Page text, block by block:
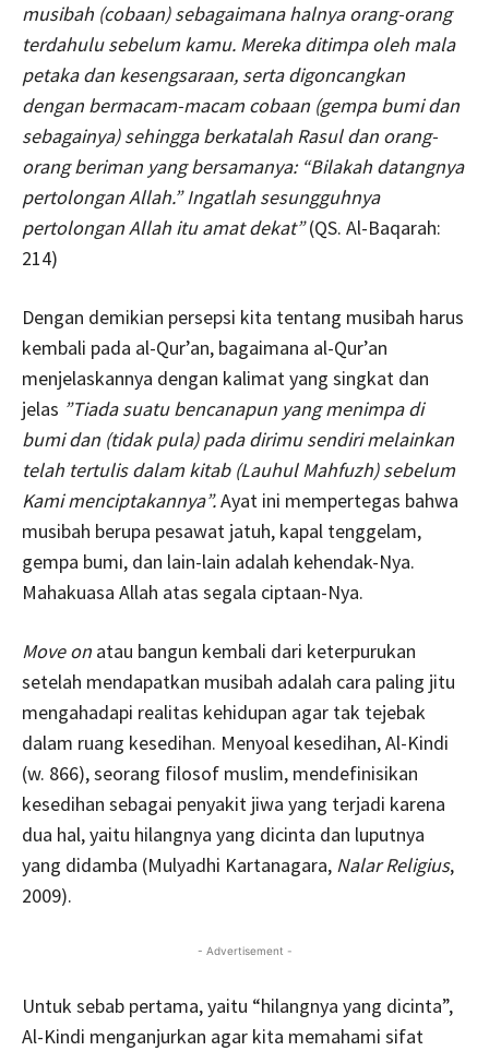
musibah (cobaan) sebagaimana halnya orang-orang
terdahulu sebelum kamu. Mereka ditimpa oleh mala
petaka dan kesengsaraan, serta digoncangkan
dengan bermacam-macam cobaan (gempa bumi dan
sebagainya) sehingga berkatalah Rasul dan orang-
orang beriman yang bersamanya: “Bilakah datangnya
pertolongan Allah.” Ingatlah sesungguhnya
pertolongan Allah itu amat dekat”(QS. Al-Baqarah:
214)
Dengan demikian persepsi kita tentang musibah harus
kembali pada al-Qur’an, bagaimana al-Qur’an
menjelaskannya dengan kalimat yang singkat dan
jelas ”Tiada suatu bencanapun yang menimpa di
bumi dan (tidak pula) pada dirimu sendiri melainkan
telah tertulis dalam kitab (Lauhul Mahfuzh) sebelum
Kami menciptakannya”.Ayat ini mempertegas bahwa
musibah berupa pesawat jatuh, kapal tenggelam,
gempa bumi, dan lain-lain adalah kehendak-Nya.
Mahakuasa Allah atas segala ciptaan-Nya.
Move on atau bangun kembali dari keterpurukan
setelah mendapatkan musibah adalah cara paling jitu
mengahadapi realitas kehidupan agar tak tejebak
dalam ruang kesedihan. Menyoal kesedihan, Al-Kindi
(w. 866), seorang filosof muslim, mendefinisikan
kesedihan sebagai penyakit jiwa yang terjadi karena
dua hal, yaitu hilangnya yang dicinta dan luputnya
yang didamba (Mulyadhi Kartanagara, Nalar Religius,
2009).
- Advertisement -
Untuk sebab pertama, yaitu “hilangnya yang dicinta”,
Al-Kindi menganjurkan agar kita memahami sifat